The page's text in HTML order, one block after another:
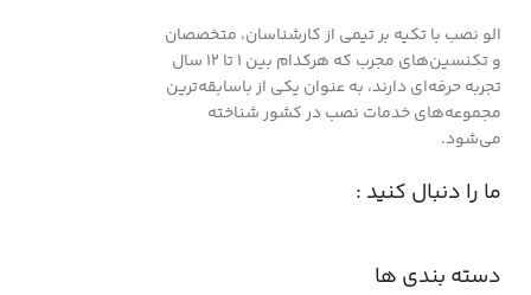
الو نصب با تکیه بر تیمی از کارشناسان، متخصصان
و تکنسین‌های مجرب که هرکدام بین ۱ تا ۱۲ سال
تجربه حرفه‌ای دارند، به عنوان یکی از باسابقه‌ترین
مجموعه‌های خدمات نصب در کشور شناخته
می‌شود.
ما را دنبال کنید :
دسته بندی ها